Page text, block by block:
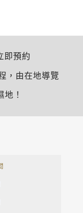
即預約
，由在地導覽
！